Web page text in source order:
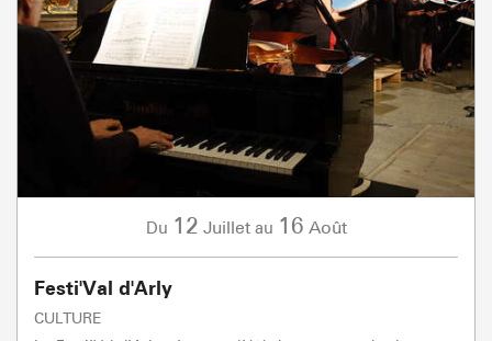
Du 12 Juillet au 16 Août
Festi'Val d'Arly
CULTURE